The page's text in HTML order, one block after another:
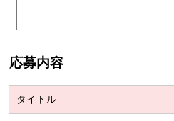
応募内容
タイトル